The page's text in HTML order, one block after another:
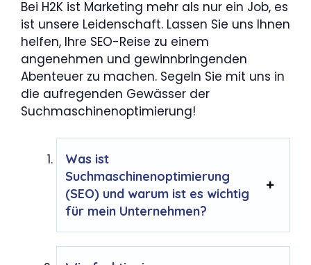
Bei H2K ist Marketing mehr als nur ein Job, es
ist unsere Leidenschaft. Lassen Sie uns Ihnen
helfen, Ihre SEO-Reise zu einem
angenehmen und gewinnbringenden
Abenteuer zu machen. Segeln Sie mit uns in
die aufregenden Gewässer der
Suchmaschinenoptimierung!
Was ist
Suchmaschinenoptimierung
(SEO) und warum ist es wichtig
für mein Unternehmen?